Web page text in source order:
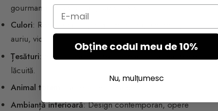
gourmande și sofisticate, savori exotice.
Culori: Roșu sângeriu, negru profund, alb optic,
auriu, violet electric.
Țesături: Satin, mătase sălbatică, blană, catifea, piele
lăcuită.
Animal totem
Ambianță interioară: Design contemporan, opere
Email
Obține codul meu de 10%
Nu, mulțumesc